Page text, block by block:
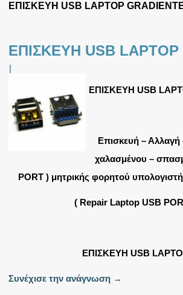
ΕΠΙΣΚΕΥΗ USB LAPTOP
ΕΠΙΣΚΕΥΗ USB LAPTOP
|
ΕΠΙΣΚΕΥΗ USB
Επισκευή – Αλλαγή
χαλασμένου –
PORT ) μητρικής φορητού
( Repair Laptop USB
ΕΠΙΣΚΕΥΗ USB
Συνέχισε την ανάγνωση →